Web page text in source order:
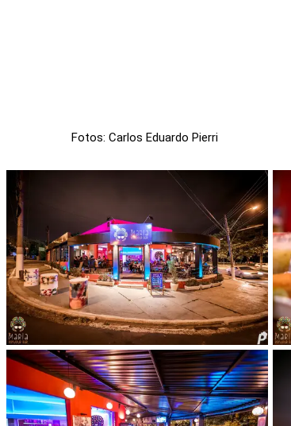
Fotos: Carlos Eduardo Pierri